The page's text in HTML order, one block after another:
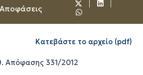
Αποφάσεις
Κατεβάστε το αρχείο (pdf)
Απόφασης 331/2012